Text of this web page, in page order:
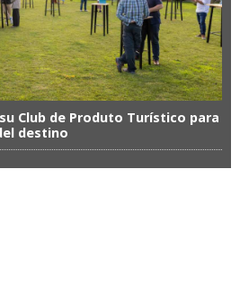
Club de Produto Turístico para
destino